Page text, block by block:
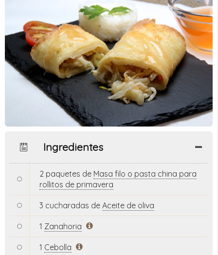
Ingredientes
2 paquetes de Masa filo o pasta china para
rollitos de primavera
3 cucharadas de Aceite de oliva
1 Zanahoria
1 Cebolla